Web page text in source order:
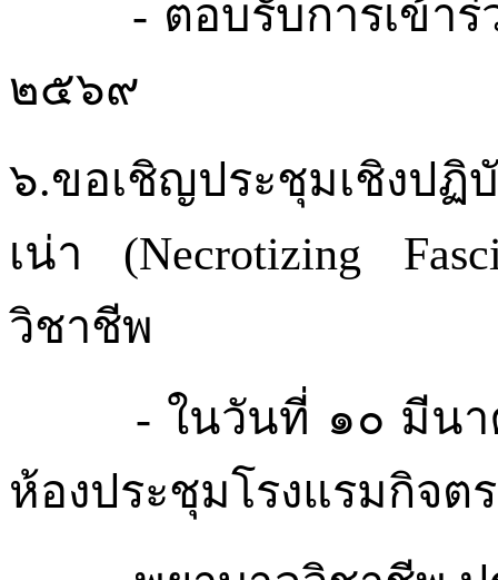
- ตอบรับการเข้า
๒๕๖๙
๖.ขอเชิญประชุมเชิงปฏิ
เน่า (Necrotizing
วิชาชีพ
- ในวันที่ ๑๐ มีน
ห้องประชุมโรงแรมกิจต